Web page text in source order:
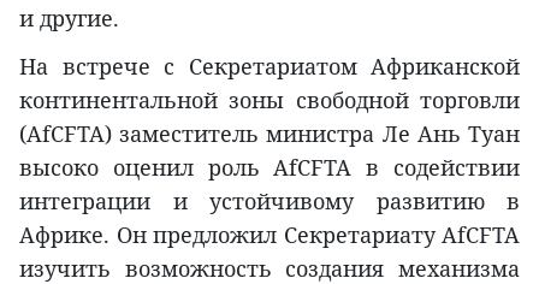
и другие.
На встрече с Секретариатом Африканской
континентальной зоны свободной торговли
(AfCFTA) заместитель министра Ле Ань Туан
высоко оценил роль AfCFTA в содействии
интеграции и устойчивому развитию в
Африке. Он предложил Секретариату AfCFTA
изучить возможность создания механизма